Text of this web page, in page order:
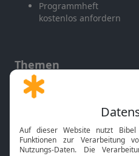
Programmheft
kostenlos anfordern
Themen
Gott und Bibel erklärt
Neuigkeiten